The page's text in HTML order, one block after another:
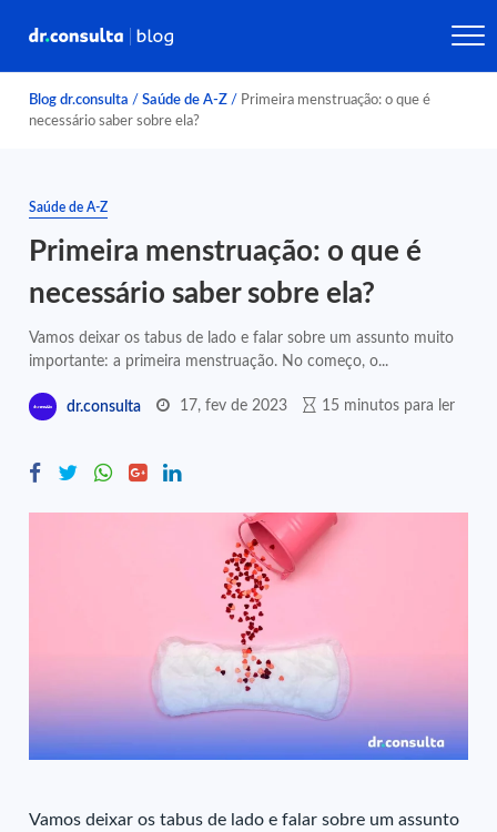
Blog dr.consulta / Saúde de A-Z / Primeira menstruação: o que é
necessário saber sobre ela?
Saúde de A-Z
Primeira menstruação: o que é
necessário saber sobre ela?
Vamos deixar os tabus de lado e falar sobre um assunto muito
importante: a primeira menstruação. No começo, o...
dr.consulta 17, fev de 2023 15 minutos para ler
Vamos deixar os tabus de lado e falar sobre um assunto